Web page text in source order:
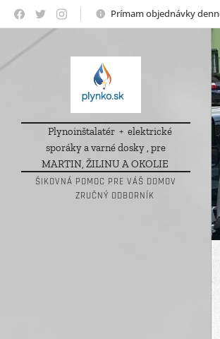
Prímam objednávky
Plynoinštalatér + elektrické
sporáky a varné dosky , pre
MARTIN, ŽILINU A OKOLIE
ŠIKOVNÁ POMOC PRE VÁŠ DOMOV
🏘 ZRUČNÝ ODBORNÍK